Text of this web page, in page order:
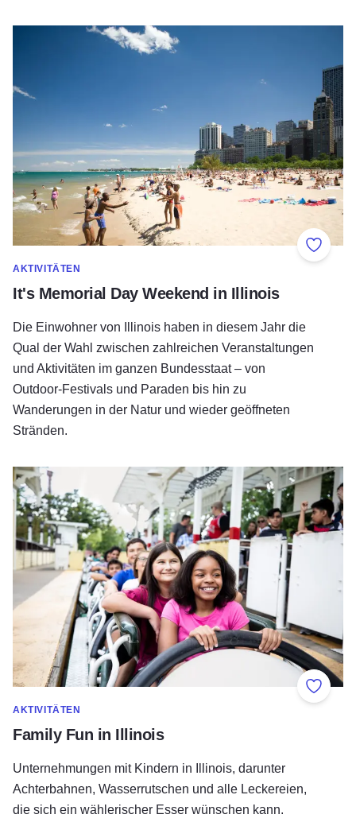
Zu
AKTIVITÄTEN
It's Memorial Day Weekend in Illinois
Die Einwohner von Illinois haben in diesem Jahr die
Qual der Wahl zwischen zahlreichen Veranstaltungen
und Aktivitäten im ganzen Bundesstaat – von
Outdoor-Festivals und Paraden bis hin zu
Wanderungen in der Natur und wieder geöffneten
Stränden.
It's Memorial Day Weekend in Illinois
Zu
AKTIVITÄTEN
Family Fun in Illinois
Unternehmungen mit Kindern in Illinois, darunter
Achterbahnen, Wasserrutschen und alle Leckereien,
die sich ein wählerischer Esser wünschen kann.
Family Fun in Illinois